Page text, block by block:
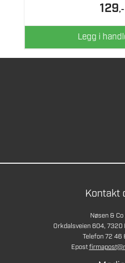
129,-
Legg i
Kontakt
Nøsen & Co
Orkdalsveien 604, 7320
Telefon 72 46
Epost